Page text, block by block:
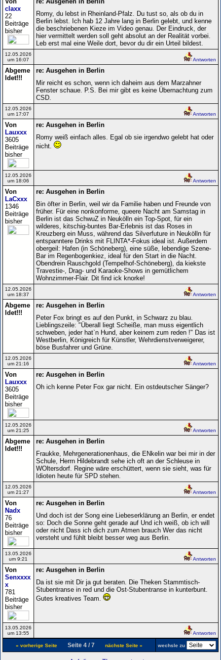
claxx
22
Beiträge
bisher
Romy, du lebst in Rheinland-Pfalz. Du tust so, als ob du in
Berlin lebst. Ich hab 12 Jahre lang in Berlin gelebt, und kenne
die beschriebenen Kieze im Video genau. Der Eindruck, der
hier vermittelt werden soll geht absolut an der Realität vorbei.
Leb erst mal eine Weile dort, bevor du dir ein Urteil bildest.
12.05.2026
um 16:07
Antworten
Abgeme
ldet!!!
re: Ausgehen in Berlin
Mir reicht es schon, wenn ich daheim aus dem Marzahner
Fenster schaue. P.S. Bei mir gibt es keine Übernachtung zum
CSD.
12.05.2026
um 17:07
Antworten
Von
Lauxxx
3605
Beiträge
bisher
re: Ausgehen in Berlin
Romy weiß einfach alles. Egal ob sie irgendwo gelebt hat oder
nicht.
12.05.2026
um 18:06
Antworten
Von
LaCxxx
1346
Beiträge
bisher
re: Ausgehen in Berlin
Bin öfter in Berlin, weil wir da Familie haben und Freunde von
früher. Für eine nonkonforme, queere Nacht am Samstag in
Berlin ist das SchwuZ in Neukölln ein Top-Spot, für ein
wilderes, kitschig-buntes Bar-Erlebnis ist das Roses in
Kreuzberg ein Muss, während das Silverfuture in Neukölln für
entspanntere Drinks mit FLINTA*-Fokus ideal ist. Außerdem
obergeil: Hafen (in Schöneberg), eine süße, lebendige Szene-
Bar im Regenbogenkiez, ideal für den Start in die Nacht.
Obendrein Rauschgold (Tempelhof-Schöneberg), da kiekste
Travestie-, Drag- und Karaoke-Shows in gemütlichem
Wohnzimmer-Flair. Dit find ick knorke!
12.05.2026
um 18:37
Antworten
Abgeme
ldet!!!
re: Ausgehen in Berlin
Peter Fox bringt es auf den Punkt, in Schwarz zu blau.
Lieblingszeile: "Überall liegt Scheiße, man muss eigentlich
schweben, jeder hat`n Hund, aber keinem zum reden !" Das ist
Westberlin, Königreich für Künstler, Wehrdienstverweigerer,
böse Busfahrer und Grüne.
12.05.2026
um 21:16
Antworten
Von
Lauxxx
3605
Beiträge
bisher
re: Ausgehen in Berlin
Oh ich kenne Peter Fox gar nicht. Ein ostdeutscher Sänger?
12.05.2026
um 21:25
Antworten
Abgeme
ldet!!!
re: Ausgehen in Berlin
Fraukke, Mehrgenerationenhaus, die ENkelin war bei mir in der
Schule, Herrn Hildebrandt sehe ich oft an der Schleuse in
WOltersdorf. Regine wäre erschüttert, wenn sie sieht, was für
Idioten heute für SPD stehen.
12.05.2026
um 21:27
Antworten
Von
Nadx
76
Beiträge
bisher
re: Ausgehen in Berlin
Und doch ist der Song eine Liebeserklärung an Berlin, er endet
so: Doch die Sonne geht gerade auf Und ich weiß, ob ich will
oder nicht Dass ich dich zum Atmen brauch Wer das nicht
versteht und fühlt bleibt besser weg aus Berlin.
13.05.2026
um 9:21
Antworten
Von
Senxxxx
x
781
Beiträge
bisher
re: Ausgehen in Berlin
Da ist sie mit Dir ja gut beraten. Die Theken Stammtisch-
Stubentranse in red und die Ost-Stubentranse in kunterbunt.
Gutes kreatives Team.
13.05.2026
um 13:55
Antworten
« vorherige Seite Seite 4 / 7 nächste Seite » wechsle zu